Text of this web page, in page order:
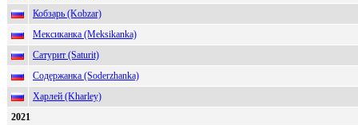
Кобзарь (Kobzar)
Мексиканка (Meksikanka)
Сатурит (Saturit)
Содержанка (Soderzhanka)
Харлей (Kharley)
2021